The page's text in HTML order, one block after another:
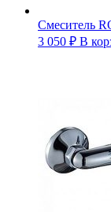
Смеситель
3 050 ₽ В